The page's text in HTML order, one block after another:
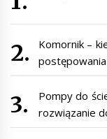
Komornik –
Pompy do
rozwiązanie